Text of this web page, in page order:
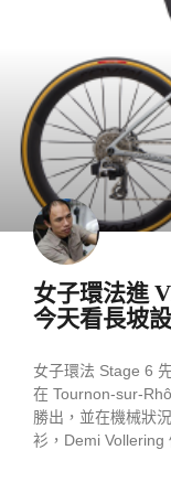
女子環法進
今天看長坡
女子環法 Stage 6
在 Tournon-sur-
勝出，並在機械狀
衫，Demi Vollering